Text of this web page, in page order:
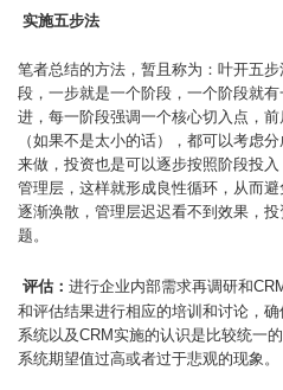
实施五步法
笔者总结的方法，暂且称为：叶开五
段，一步就是一个阶段，一个阶段就
进，每一阶段强调一个核心切入点，
（如果不是太小的话），都可以考虑
来做，投资也是可以逐步按照阶段投
管理层，这样就形成良性循环，从而
逐渐涣散，管理层迟迟看不到效果，
题。
评估： 进行企业内部需求再调研和
和评估结果进行相应的培训和讨论，
系统以及CRM实施的认识是比较统一
系统期望值过高或者过于悲观的现象。